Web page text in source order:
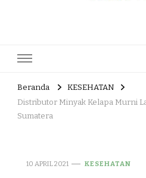
Beranda
KESEHATAN
Distributor Minyak Kelapa Murni
Sumatera
10 APRIL 2021 KESEHATAN